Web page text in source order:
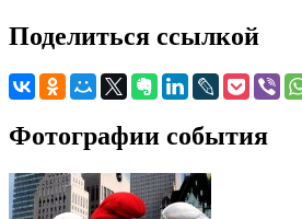
Поделиться ссылкой
Фотографии события